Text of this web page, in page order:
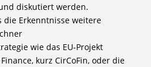
diskutiert werden.
die Erkenntnisse weitere
wie das EU-Projekt
kurz CirCoFin, oder die